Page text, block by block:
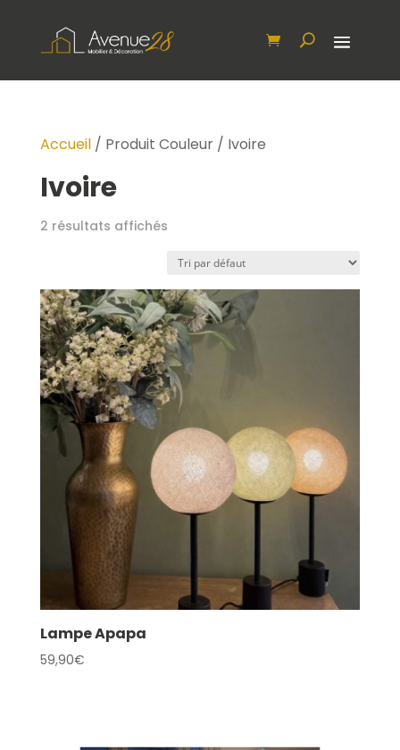
Accueil/ Produit Couleur / Ivoire
Ivoire
2 résultats affichés
Lampe Apapa
59,90€